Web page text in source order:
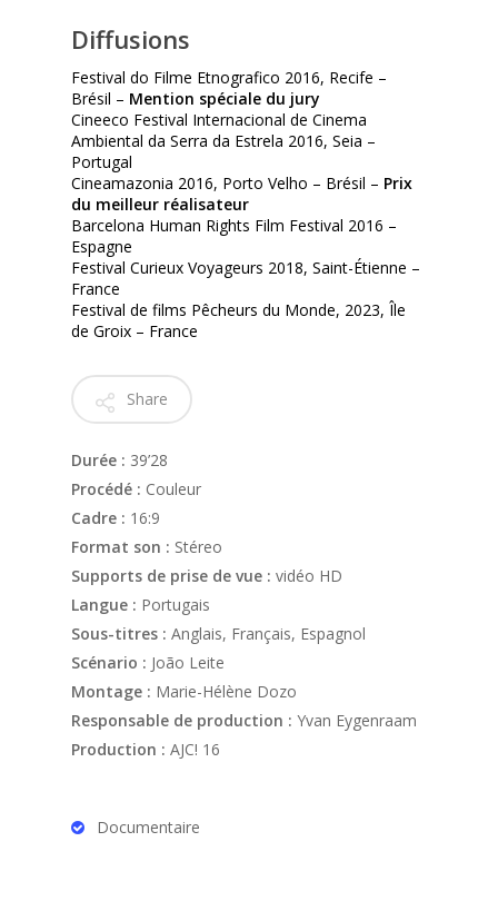
Diffusions
Festival do Filme Etnografico 2016, Recife –
Brésil – Mention spéciale du jury
Cineeco Festival Internacional de Cinema
Ambiental da Serra da Estrela 2016, Seia –
Portugal
Cineamazonia 2016, Porto Velho – Brésil – Prix
du meilleur réalisateur
Barcelona Human Rights Film Festival 2016 –
Espagne
Festival Curieux Voyageurs 2018, Saint-Étienne –
France
Festival de films Pêcheurs du Monde, 2023, Île
de Groix – France
Share
Durée : 39’28
Procédé : Couleur
Cadre : 16:9
Format son : Stéreo
Supports de prise de vue : vidéo HD
Langue : Portugais
Sous-titres : Anglais, Français, Espagnol
Scénario : João Leite
Montage : Marie-Hélène Dozo
Responsable de production : Yvan Eygenraam
Production : AJC! 16
Documentaire